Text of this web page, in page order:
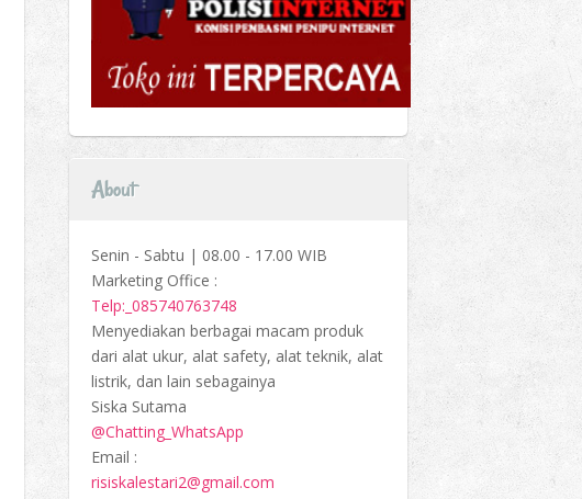
About
Senin - Sabtu | 08.00 - 17.00 WIB
Marketing Office :
Telp:_085740763748
Menyediakan berbagai macam produk
dari alat ukur, alat safety, alat teknik, alat
listrik, dan lain sebagainya
Siska Sutama
@Chatting_WhatsApp
Email :
risiskalestari2@gmail.com